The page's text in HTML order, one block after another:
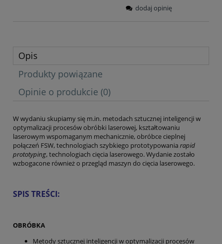
dodaj opinię
Opis
Produkty powiązane
Opinie o produkcie (0)
W wydaniu skupiamy się m.in. metodach sztucznej inteligencji w
optymalizacji procesów obróbki laserowej, kształtowaniu
laserowym wspomaganym mechanicznie, obróbce cieplnej
połączeń FSW, technologiach szybkiego prototypowania rapid
prototyping, technologiach cięcia laserowego. Wydanie zostało
wzbogacone również o przegląd maszyn do cięcia laserowego.
SPIS TREŚCI:
OBRÓBKA
Metody sztucznej inteligencji w optymalizacji procesów